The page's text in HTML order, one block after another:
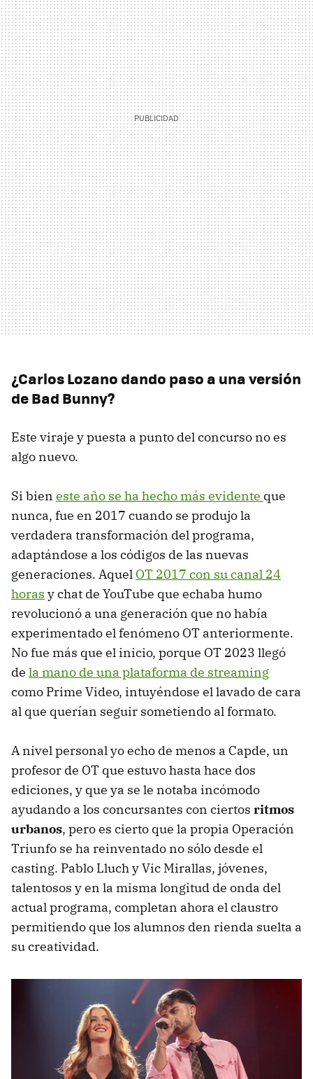
¿Carlos Lozano dando paso a una versión
de Bad Bunny?
Este viraje y puesta a punto del concurso no es
algo nuevo.
Si bien este año se ha hecho más evidente que
nunca, fue en 2017 cuando se produjo la
verdadera transformación del programa,
adaptándose a los códigos de las nuevas
generaciones. Aquel OT 2017 con su canal 24
horas y chat de YouTube que echaba humo
revolucionó a una generación que no había
experimentado el fenómeno OT anteriormente.
No fue más que el inicio, porque OT 2023 llegó
de la mano de una plataforma de streaming
como Prime Video, intuyéndose el lavado de cara
al que querían seguir sometiendo al formato.
A nivel personal yo echo de menos a Capde, un
profesor de OT que estuvo hasta hace dos
ediciones, y que ya se le notaba incómodo
ayudando a los concursantes con ciertos ritmos
urbanos, pero es cierto que la propia Operación
Triunfo se ha reinventado no sólo desde el
casting. Pablo Lluch y Vic Mirallas, jóvenes,
talentosos y en la misma longitud de onda del
actual programa, completan ahora el claustro
permitiendo que los alumnos den rienda suelta a
su creatividad.